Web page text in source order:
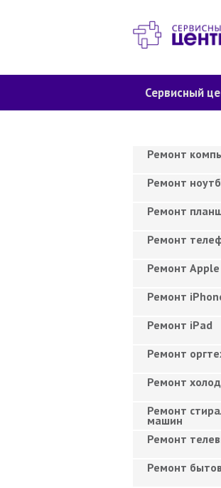
Сервисный
Ремонт
Ремонт
Ремонт
Ремонт
Ремонт Apple
Ремонт
Ремонт iPad
Ремонт
Ремонт
Ремонт
машин
Ремонт
Ремонт